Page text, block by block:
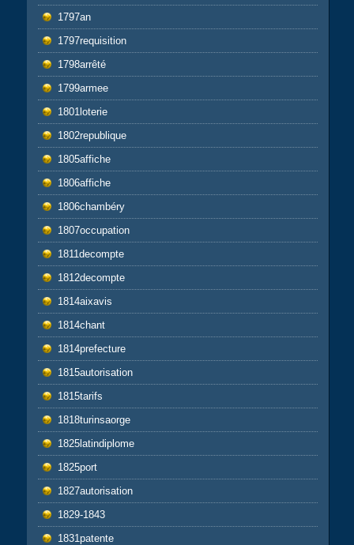
1797an
1797requisition
1798arrêté
1799armee
1801loterie
1802republique
1805affiche
1806affiche
1806chambéry
1807occupation
1811decompte
1812decompte
1814aixavis
1814chant
1814prefecture
1815autorisation
1815tarifs
1818turinsaorge
1825latindiplome
1825port
1827autorisation
1829-1843
1831patente